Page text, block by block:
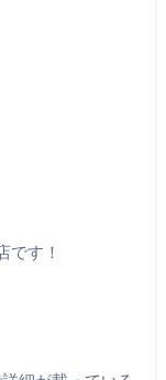
です！